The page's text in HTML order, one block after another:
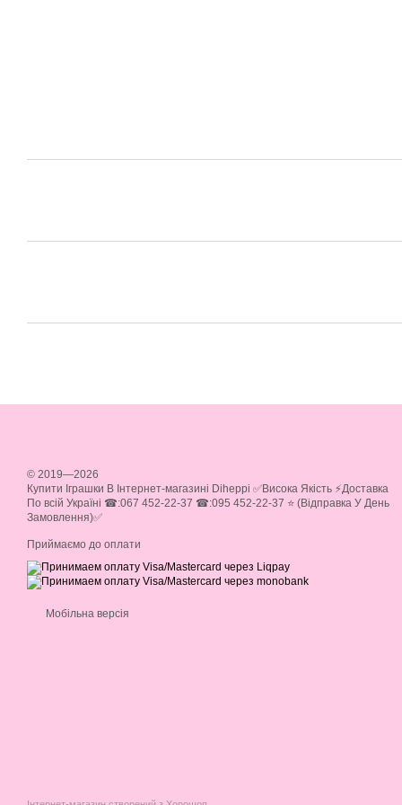
© 2019—2026
Купити Іграшки В Інтернет-магазині Diheppi ✅Висока Якість ⚡Доставка
По всій Україні ☎:067 452-22-37 ☎:095 452-22-37 ⭐ (Відправка У День
Замовлення)✅
Приймаємо до оплати
Мобільна версія